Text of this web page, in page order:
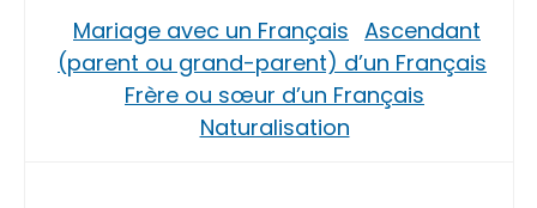
Mariage avec un Français Ascendant
(parent ou grand-parent) d’un Français
Frère ou sœur d’un Français
Naturalisation